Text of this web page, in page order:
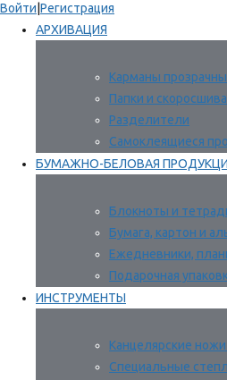
Войти Регистрация
АРХИВАЦИЯ
Карманы
Папки и
Разделители
Самоклеящиеся
БУМАЖНО-БЕЛОВАЯ
Блокноты и
Бумага, картон и
Ежедневники,
Подарочная
ИНСТРУМЕНТЫ
Канцелярские
Специальные